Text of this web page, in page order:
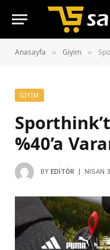
Anasayfa » Giyim »
GIYIM
%40’a
BY EDITÖR NISAN